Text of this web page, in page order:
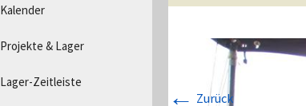
Kalender
Projekte & Lager
Lager-Zeitleiste ← Zurück